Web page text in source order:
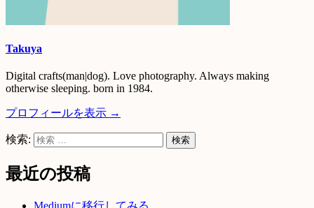
Takuya
Digital crafts(man|dog). Love photography. Always making
otherwise sleeping. born in 1984.
プロフィールを表示 →
検索:
最近の投稿